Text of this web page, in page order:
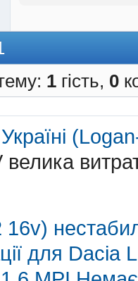
1 гість, 0
велика
16v)
для Dacia